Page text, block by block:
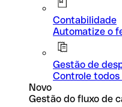
Contabilidade
Automatize o
Gestão de
Controle todos
Novo
Gestão do fluxo de